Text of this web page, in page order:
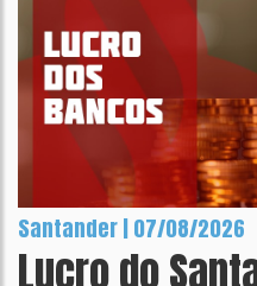
Santander | 07/08/2026
Lucro do